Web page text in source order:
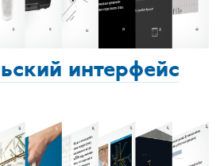
интерфейс